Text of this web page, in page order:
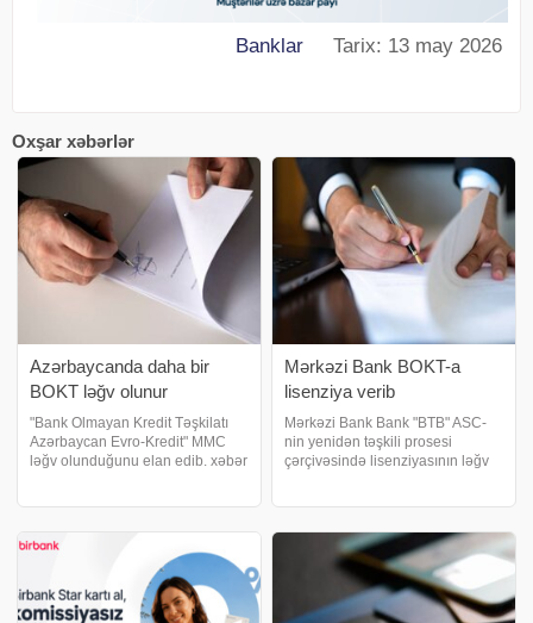
Banklar Tarix: 13 may 2026
Oxşar xəbərlər
Azərbaycanda daha bir
BOKT ləğv olunur
"Bank Olmayan Kredit Təşkilatı
Azərbaycan Evro-Kredit" MMC
ləğv olunduğunu elan edib. xəbər
təşkilat qarşısında tələbi olan
Mərkəzi Bank BOKT-a
lisenziya verib
Mərkəzi Bank Bank "BTB" ASC-
nin yenidən təşkili prosesi
çərçivəsində lisenziyasının ləğv
lisenziya verilməsi il